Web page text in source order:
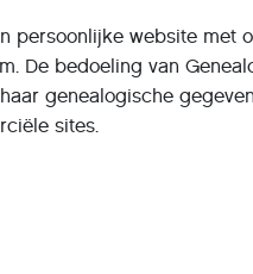
persoonlijke website met
De bedoeling van
genealogische
sites.